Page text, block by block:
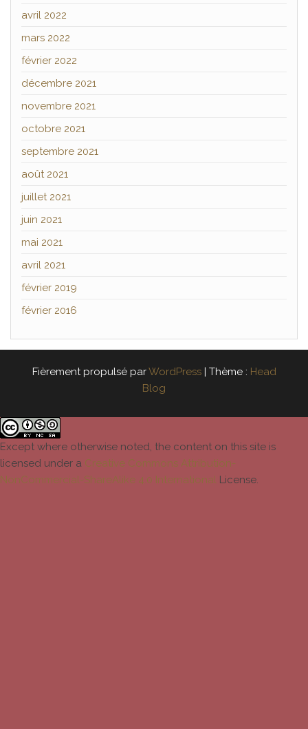
avril 2022
mars 2022
février 2022
décembre 2021
novembre 2021
octobre 2021
septembre 2021
août 2021
juillet 2021
juin 2021
mai 2021
avril 2021
février 2019
février 2016
Fièrement propulsé parWordPress Thème : Head
Blog
Except where otherwise noted, the content on this site is
licensed under a Creative Commons Attribution-
NonCommercial-ShareAlike 4.0 International License.